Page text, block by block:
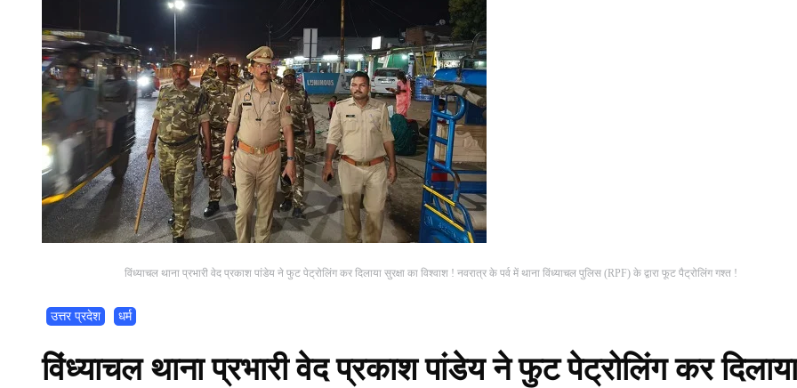
विंध्याचल थाना प्रभारी वेद प्रकाश पांडेय ने फुट पेट्रोलिंग कर दिलाया सुरक्षा का विश्वाश ! नवरात्र के पर्व में थाना विंध्याचल पुलिस (RPF) के द्वारा फूट पैट्रोलिंग गश्त !
उत्तर प्रदेश धर्म
विंध्याचल थाना प्रभारी वेद प्रकाश पांडेय ने फुट पेट्रोलिंग कर दिलाया